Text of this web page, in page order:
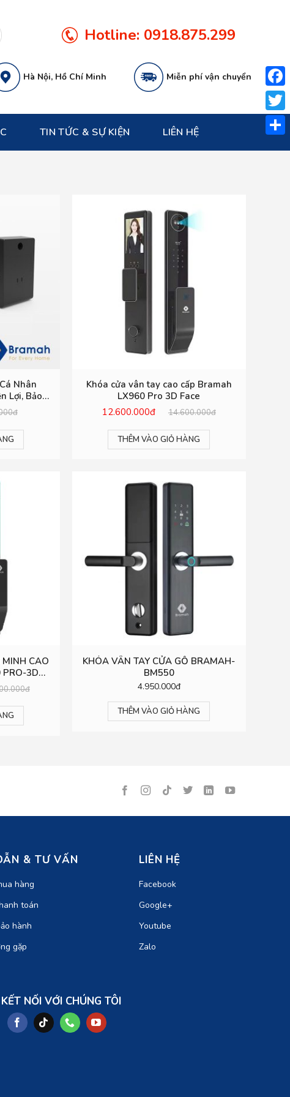
Hotline: 0918.875.299
Hà Nội, Hồ Chí Minh Miễn phí vận chuyển
TIN TỨC & SỰ KIỆN LIÊN HỆ
Nhân
Lợi, Bảo
Khóa cửa vân tay cao cấp Bramah
LX960 Pro 3D Face
12.600.000đ
14.600.000đ
THÊM VÀO GIỎ HÀNG
CAO
3D
KHÓA VÂN TAY CỬA GỖ BRAMAH-
BM550
4.950.000đ
THÊM VÀO GIỎ HÀNG
& TƯ VẤN
hàng
toán
hành
gặp
LIÊN HỆ
Facebook
Google+
Youtube
Zalo
KẾT NỐI VỚI CHÚNG TÔI